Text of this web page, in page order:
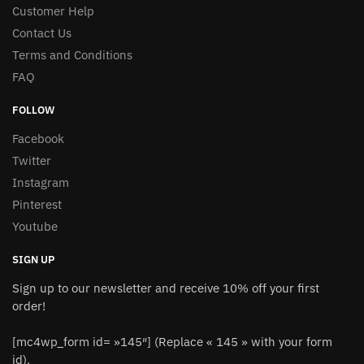
Customer Help
Contact Us
Terms and Conditions
FAQ
FOLLOW
Facebook
Twitter
Instagram
Pinterest
Youtube
SIGN UP
Sign up to our newsletter and receive 10% off your first
order!
[mc4wp_form id= »145″] (Replace « 145 » with your form
id).